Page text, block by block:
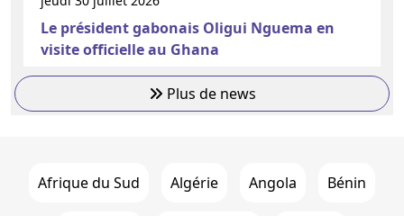
Le président gabonais Oligui Nguema en
visite officielle au Ghana
Plus de news
Afrique du Sud Algérie Angola Bénin